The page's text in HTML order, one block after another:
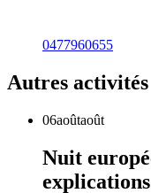
0477960655
Autres activités
06aoûtaoût
Nuit